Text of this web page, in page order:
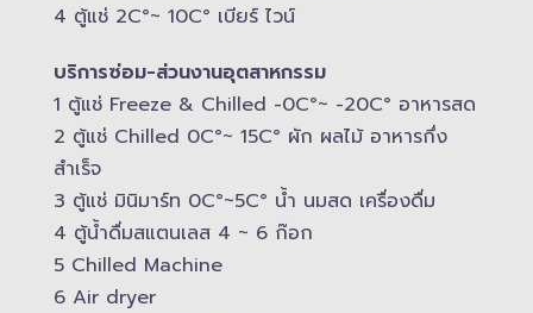
4 ตู้แช่ 2C°~ 10​C° เบียร์ ไวน์
บริการซ่อม-​ส่วนงานอุตสาหกรรม
1 ตู้แช่ Freeze &​ Chilled -​0C°~ -​20C° อาหารสด
2 ตู้แช่ Chilled​ 0C°~ 15C° ผัก ผลไม้ อาหารกึ่ง
สำเร็จ
3 ตู้แช่​ มินิมาร์ท 0C°~5C° น้ำ นมสด เครื่องดื่ม
4 ตู้น้ำดื่มสแตนเลส​ 4 ~ 6 ก๊อก
5 Chilled Mac​hine
6 Air dryer